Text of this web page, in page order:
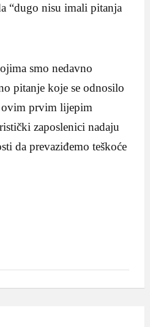
“dugo nisu imali pitanja
smo nedavno
pitanje koje se odnosilo
ovim prvim lijepim
zaposlenici nadaju
da prevaziđemo teškoće